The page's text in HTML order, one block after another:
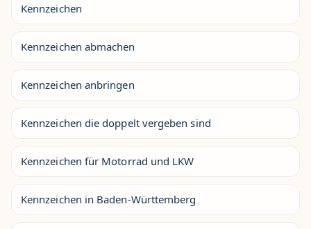
Kennzeichen
Kennzeichen abmachen
Kennzeichen anbringen
Kennzeichen die doppelt vergeben sind
Kennzeichen für Motorrad und LKW
Kennzeichen in Baden-Württemberg